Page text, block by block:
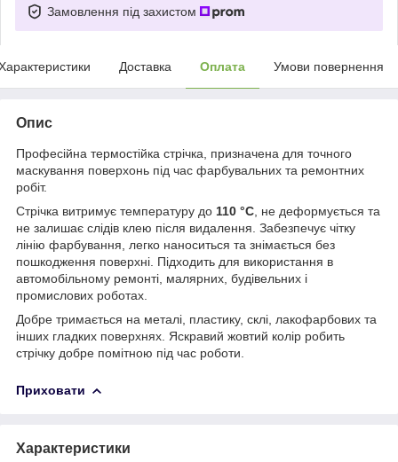
Замовлення під захистом
Доставка Оплата Умови повернення
Опис
Професійна термостійка стрічка, призначена для точного
маскування поверхонь під час фарбувальних та ремонтних
робіт.
Стрічка витримує температуру до 110 °C , не деформується та
не залишає слідів клею після видалення. Забезпечує чітку
лінію фарбування, легко наноситься та знімається без
пошкодження поверхні. Підходить для використання в
автомобільному ремонті, малярних, будівельних і
промислових роботах.
Добре тримається на металі, пластику, склі, лакофарбових та
інших гладких поверхнях. Яскравий жовтий колір робить
стрічку добре помітною під час роботи.
Приховати
Характеристики